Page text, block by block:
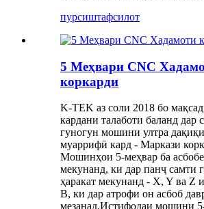
пурсиштафсилот
5 Меҳвари CNC
коркарди
K-TEK аз соли 2018 бо
кардани талаботи баланд дар
гуногун мошини ултра
муаррифӣ кард - Маркази
Мошинҳои 5-меҳвар ба асбобе
мекунанд, ки дар панҷ самти
ҳаракат мекунанд - X, Y ва Z
В, ки дар атрофи он асбоб
мезанад.Истифодаи мошини